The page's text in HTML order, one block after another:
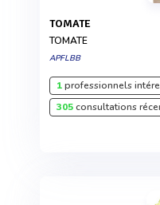
TOMATE
TOMATE
APFLBB
1professionnels
305consultations